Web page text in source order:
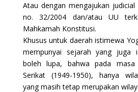
Atau dengan mengajukan
no. 32/2004 dan/atau UU
Mahkamah Konstitusi.
Khusus untuk daerah istimewa
mempunyai sejarah yang juga
boleh lupa, bahwa pada masa
Serikat (1949-1950), hanya
yang masih tetap merupakan